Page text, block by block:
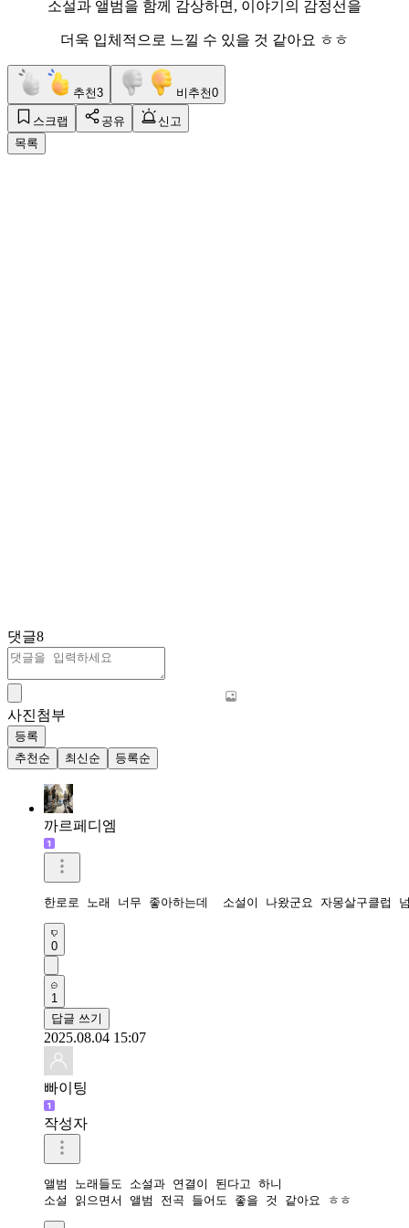
소설과 앨범을 함께 감상하면, 이야기의 감정선을
더욱 입체적으로 느낄 수 있을 것 같아요 ㅎㅎ
추천3 비추천0
스크랩 공유
신고
목록
댓글8
사진첨부
등록
추천순
최신순 등록순
까르페디엠
한로로 노래 너무 좋아하는데  소설이 나왔군요 자몽살구클럽
0
1
답글 쓰기
2025.08.04 15:07
빠이팅
작성자
앨범 노래들도 소설과 연결이 된다고 하니
소설 읽으면서 앨범 전곡 들어도 좋을 것 같아요 ㅎㅎ